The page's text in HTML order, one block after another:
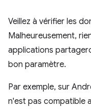
Veillez à vérifier les
Malheureusement,
applications
bon paramètre.
Par exemple, sur
n'est pas compatible